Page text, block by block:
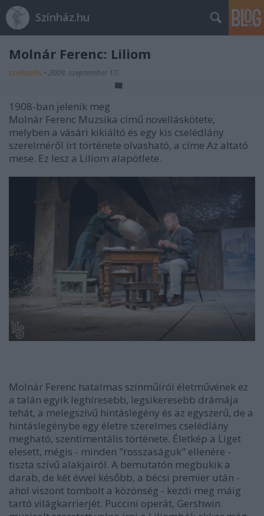
Színház.hu
Molnár Ferenc: Liliom
szinhazhu • 2009. szeptember 17.
1908-ban jelenik meg
Molnár Ferenc Muzsika című novelláskötete,
melyben a vásári kikiáltó és egy kis cselédlány
szerelméről írt története olvasható, a címe Az altató
mese. Ez lesz a Liliom alapötlete.
Molnár Ferenc hatalmas színműírói életművének ez
a talán egyik leghíresebb, legsikeresebb drámája
tehát, a melegszívű hintáslegény és az egyszerű, de a
hintáslegénybe egy életre szerelmes cselédlány
megható, szentimentális története. Életkép a Liget
elesett, mégis - minden "rosszaságuk" ellenére -
tiszta szívű alakjairól. A bemutatón megbukik a
darab, de két évvel később, a bécsi premier után -
ahol viszont tombolt a közönség - kezdi meg máig
tartó világkarrierjét. Puccini operát, Gershwin